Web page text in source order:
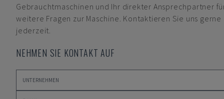
Gebrauchtmaschinen und Ihr direkter Ansprechpartner
weitere Fragen zur Maschine. Kontaktieren Sie uns gerne
jederzeit.
NEHMEN SIE KONTAKT AUF